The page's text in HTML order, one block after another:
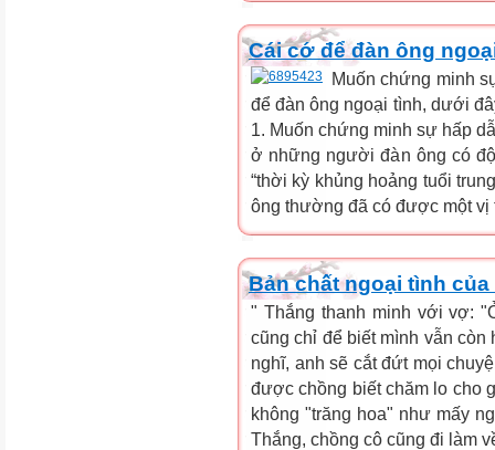
Cái cớ để đàn ông
Muốn chứng minh
để đàn ông ngoại tình, dưới
1. Muốn chứng minh sự hấp
ở những người đàn ông có
“thời kỳ khủng hoảng tuổi
ông thường đã có được một vị
Bản chất ngoại tình
" Thắng thanh minh với vợ:
cũng chỉ để biết mình vẫn
nghĩ, anh sẽ cắt đứt mọi
được chồng biết chăm lo cho
không "trăng hoa" như mấy
Thắng, chồng cô cũng đi làm